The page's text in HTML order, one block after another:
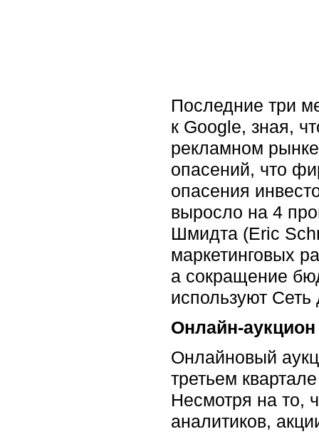
Последние три
к Google, зная,
рекламном
опасений, что
опасения
выросло на 4
Шмидта (Eric
маркетинговых
а сокращение
используют
Онлайн-
Онлайновый
третьем
Несмотря на то,
аналитиков,